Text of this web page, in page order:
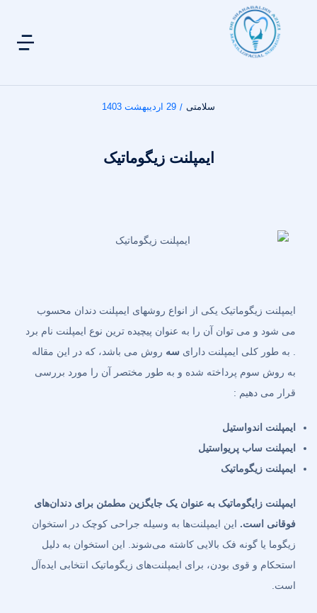
سلامتی / 29 اردیبهشت 1403
ایمپلنت زیگوماتیک
ایمپلنت زیگوماتیک یکی از انواع روشهای ایمپلنت دندان محسوب
می شود و می توان آن را به عنوان پیچیده ترین نوع ایمپلنت نام برد
. به طور کلی ایمپلنت دارای سه روش می باشد، که در این مقاله
به روش سوم پرداخته شده و به طور مختصر آن را مورد بررسی
قرار می دهیم :
ایمپلنت اندواستیل
ایمپلنت ساب پریواستیل
ایمپلنت زیگوماتیک
ایمپلنت زایگوماتیک به عنوان یک جایگزین مطمئن برای دندان‌های
فوقانی است. این ایمپلنت‌ها به وسیله جراحی کوچک در استخوان
زیگوما یا گونه فک بالایی کاشته می‌شوند. این استخوان به دلیل
استحکام و قوی بودن، برای ایمپلنت‌های زیگوماتیک انتخابی ایده‌آل
است.